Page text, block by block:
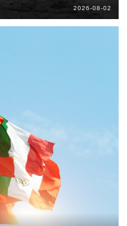
2026-08-02